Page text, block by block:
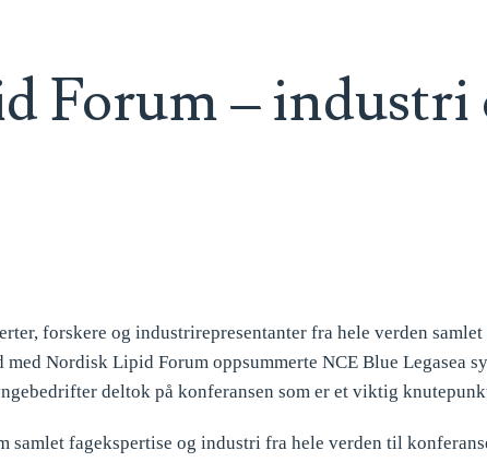
Forum – industri
forskere og industrirepresentanter fra hele verden
Nordisk Lipid Forum oppsummerte NCE Blue Legasea
deltok på konferansen som er et viktig
samlet fagekspertise og industri fra hele verden til